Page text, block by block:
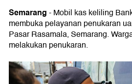
Semarang- Mobil kas keliling
membuka pelayanan penukaran
Pasar Rasamala, Semarang.
melakukan penukaran.